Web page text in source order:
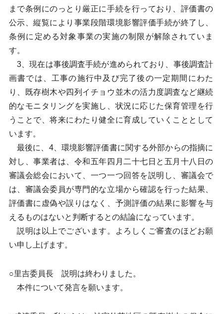
まで条例にのっとり厳正に手続を行っており、評価書の
公示、縦覧により事業段階環境影響評価手続が終了し、
条例に定める対象事業の実施の制限が解除されていま
す。
3、現在は事後調査手続が進められており、事後調査計
画書では、工事の施行中及び完了後の一定期間にわた
り、既存樹木や四列イチョウ並木の活力度調査など継続
的なモニタリングを実施し、状況に応じた保育管理を行
うことで、将来にわたり健全に育成していくこととして
います。
最後に、4、環境影響評価書に関する外部からの指摘に
対し、事業者は、令和五年四月二十七日と五月十八日の
審議会総会において、一つ一つ回答を説明し、審議会で
は、審議会委員が専門的な立場から確認を行った結果、
評価書に虚偽や誤りはなく、予測評価の結果に影響を与
えるものはないと判断するとの結論になっています。
説明は以上でございます。よろしくご審査のほどお願
い申し上げます。
○里吉委員長 説明は終わりました。
本件について発言を願います。